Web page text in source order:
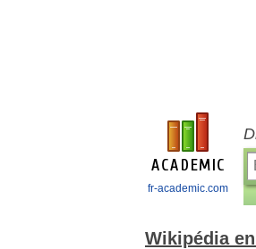
fr-academic.com
Wikipédia